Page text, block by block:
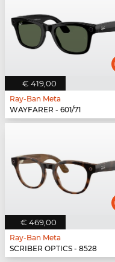
€ 419,00
Ray-Ban Meta
WAYFARER - 601/71
€ 469,00
Ray-Ban Meta
SCRIBER OPTICS - 8528